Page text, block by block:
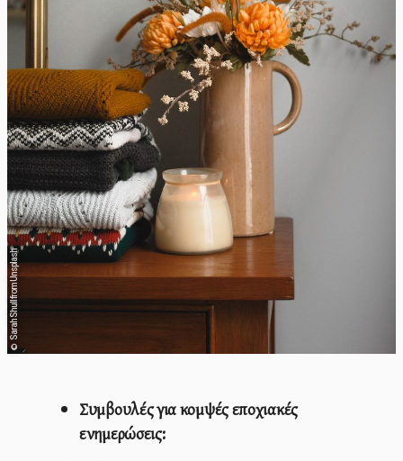
©
Sarah Shull from Unsplash
Συμβουλές για κομψές εποχιακές
ενημερώσεις: